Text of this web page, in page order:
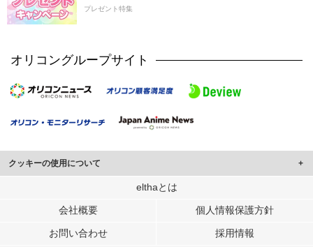
プレゼント特集
オリコングループサイト
クッキーの使用について
このサイトでは Cookie を使用して、ユーザーに合わせたコンテンツや広告の
行っています。
メディアや広告配信、データ解析の各パートナーに提供しています。
elthaとは
会社概要 個人情報保護方針
お問い合わせ
採用情報